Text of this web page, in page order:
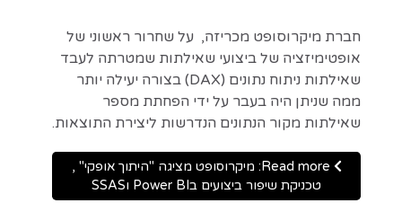
חברת מיקרוסופט מכריזה, על שחרור ראשוני של
אופטימיזציה של ביצועי שאילתות שמטרתה לעבד
שאילתות ניתוח נתונים (DAX) בצורה יעילה יותר
ממה שניתן היה בעבר על ידי הפחתת מספר
שאילתות מקור הנתונים הנדרשות ליצירת התוצאות.
Read more: מיקרוסופט מציגה "היתוך אופקי" ,
טכניקת שיפור ביצועים בPower BI וSSAS